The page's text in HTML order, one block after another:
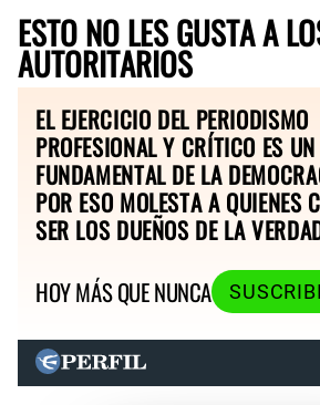
ESTO NO LES GUSTA A
AUTORITARIOS
EL EJERCICIO DEL PERIODISMO
PROFESIONAL Y CRÍTICO ES
FUNDAMENTAL DE LA
POR ESO MOLESTA A QUIENES
SER LOS DUEÑOS DE LA
HOY MÁS QUE NUNCA